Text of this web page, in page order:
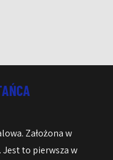
Założona w
to pierwsza w